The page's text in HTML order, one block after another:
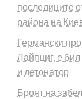
последиците
района на
Германски
Лайпциг, е
и детонатор
Броят на